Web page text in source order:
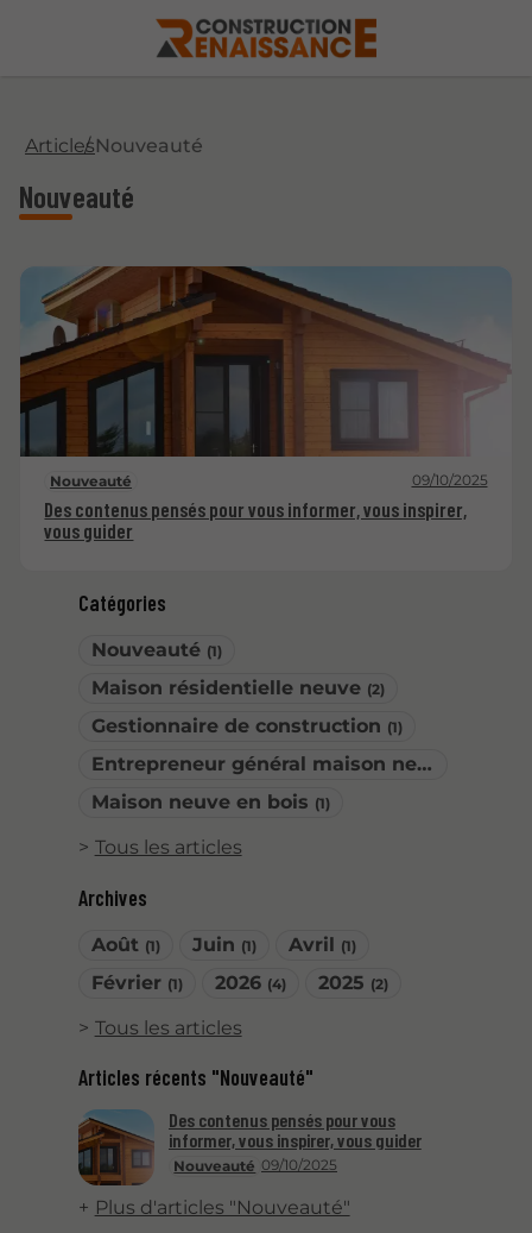
Catégories
Nouveauté (1)
Maison résidentielle neuve (2)
Gestionnaire de construction (1)
Entrepreneur général maison neuve
Maison neuve en bois (1)
Tous les articles
Archives
Août (1) Juin (1) Avril (1)
Février (1) 2026 (4) 2025 (2)
Tous les articles
Articles récents "Nouveauté"
Nouveauté 09/10/2025
Des contenus pensés pour vous
informer, vous inspirer, vous guider
Plus d'articles "Nouveauté"
ArticlesNouveauté
Nouveauté
Nouveauté 09/10/2025
Des contenus pensés pour vous informer, vous inspirer,
vous guider